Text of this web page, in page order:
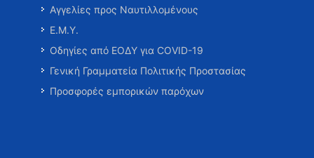
Αγγελίες προς Ναυτιλλομένους
Ε.Μ.Υ.
Οδηγίες από ΕΟΔΥ για COVID-19
Γενική Γραμματεία Πολιτικής Προστασίας
Προσφορές εμπορικών παρόχων